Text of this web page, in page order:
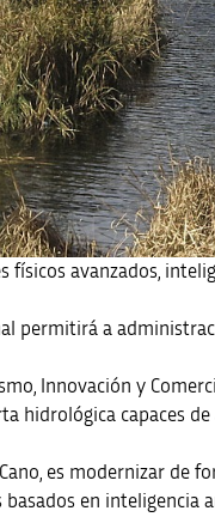
físicos avanzados,
permitirá a
Innovación y
hidrológica capaces
es modernizar de
en inteligencia